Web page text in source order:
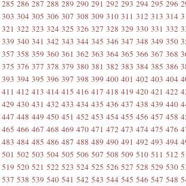
285 286 287 288 289 290 291 292 293 294 295 296
303 304 305 306 307 308 309 310 311 312 313 314
321 322 323 324 325 326 327 328 329 330 331 332
339 340 341 342 343 344 345 346 347 348 349 350
357 358 359 360 361 362 363 364 365 366 367 368
375 376 377 378 379 380 381 382 383 384 385 386
393 394 395 396 397 398 399 400 401 402 403 404
411 412 413 414 415 416 417 418 419 420 421 422
429 430 431 432 433 434 435 436 437 438 439 440
447 448 449 450 451 452 453 454 455 456 457 458
465 466 467 468 469 470 471 472 473 474 475 476
483 484 485 486 487 488 489 490 491 492 493 494
501 502 503 504 505 506 507 508 509 510 511 512
519 520 521 522 523 524 525 526 527 528 529 530
537 538 539 540 541 542 543 544 545 546 547 548